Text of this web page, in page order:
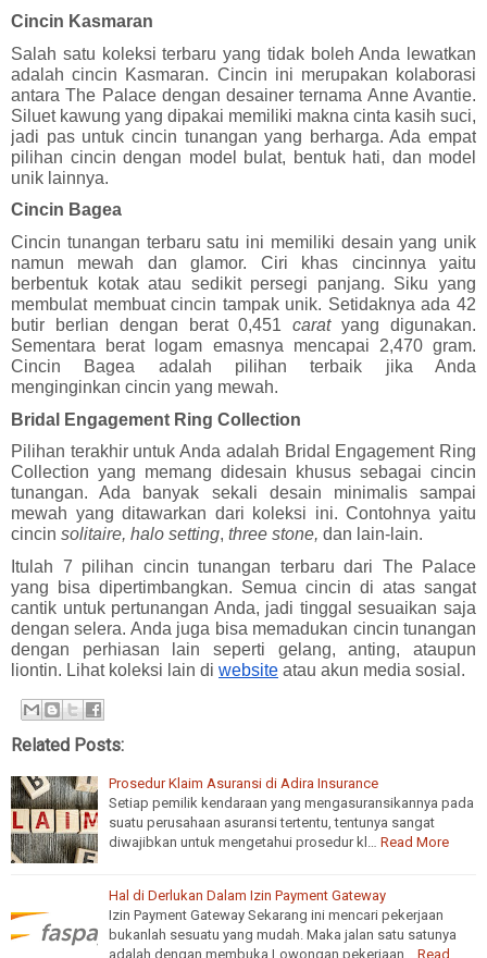
Cincin Kasmaran
Salah satu koleksi terbaru yang tidak boleh Anda lewatkan
adalah cincin Kasmaran. Cincin ini merupakan kolaborasi
antara The Palace dengan desainer ternama Anne Avantie.
Siluet kawung yang dipakai memiliki makna cinta kasih suci,
jadi pas untuk cincin tunangan yang berharga. Ada empat
pilihan cincin dengan model bulat, bentuk hati, dan model
unik lainnya.
Cincin Bagea
Cincin tunangan terbaru satu ini memiliki desain yang unik
namun mewah dan glamor. Ciri khas cincinnya yaitu
berbentuk kotak atau sedikit persegi panjang. Siku yang
membulat membuat cincin tampak unik. Setidaknya ada 42
butir berlian dengan berat 0,451 carat yang digunakan.
Sementara berat logam emasnya mencapai 2,470 gram.
Cincin Bagea adalah pilihan terbaik jika Anda
menginginkan cincin yang mewah.
Bridal Engagement Ring Collection
Pilihan terakhir untuk Anda adalah Bridal Engagement Ring
Collection yang memang didesain khusus sebagai cincin
tunangan. Ada banyak sekali desain minimalis sampai
mewah yang ditawarkan dari koleksi ini. Contohnya yaitu
cincin solitaire, halo setting, three stone, dan lain-lain.
Itulah 7 pilihan cincin tunangan terbaru dari The Palace
yang bisa dipertimbangkan. Semua cincin di atas sangat
cantik untuk pertunangan Anda, jadi tinggal sesuaikan saja
dengan selera. Anda juga bisa memadukan cincin tunangan
dengan perhiasan lain seperti gelang, anting, ataupun
liontin. Lihat koleksi lain di website atau akun media sosial.
Related Posts:
Prosedur Klaim Asuransi di Adira Insurance
Setiap pemilik kendaraan yang mengasuransikannya pada
suatu perusahaan asuransi tertentu, tentunya sangat
diwajibkan untuk mengetahui prosedur kl… Read More
Hal di Derlukan Dalam Izin Payment Gateway
Izin Payment Gateway Sekarang ini mencari pekerjaan
bukanlah sesuatu yang mudah. Maka jalan satu satunya
adalah dengan membuka Lowongan pekerjaan…
Read